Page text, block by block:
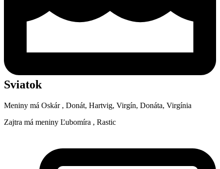
Sviatok
Meniny má Oskár , Donát, Hartvig, Virgín, Donáta, Virgínia
Zajtra má meniny Ľubomíra , Rastic